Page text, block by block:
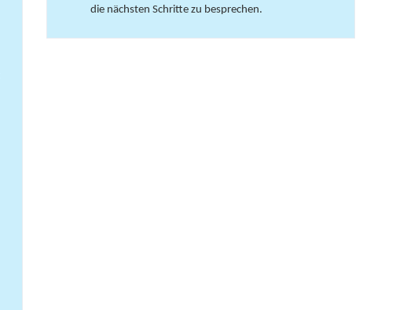
die nächsten Schritte zu besprechen.